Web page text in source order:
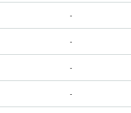
-
-
-
-